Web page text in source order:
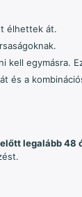
élhettek át.
kell egymásra.
és a
legalább 48